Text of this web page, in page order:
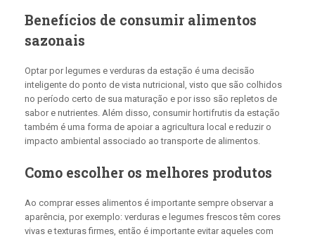
Benefícios de consumir alimentos
sazonais
Optar por legumes e verduras da estação é uma decisão
inteligente do ponto de vista nutricional, visto que são colhidos
no período certo de sua maturação e por isso são repletos de
sabor e nutrientes. Além disso, consumir hortifrutis da estação
também é uma forma de apoiar a agricultura local e reduzir o
impacto ambiental associado ao transporte de alimentos.
Como escolher os melhores produtos
Ao comprar esses alimentos é importante sempre observar a
aparência, por exemplo: verduras e legumes frescos têm cores
vivas e texturas firmes, então é importante evitar aqueles com